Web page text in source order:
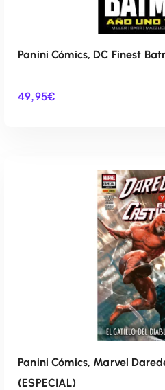
AÑADIR AL
Panini Cómics, DC Finest
49,95€
Panini Cómics, Marvel
(ESPECIAL)